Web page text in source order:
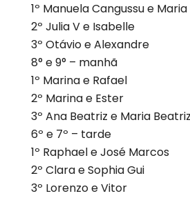
1º Manuela Cangussu e Maria
2º Julia V e Isabelle
3º Otávio e Alexandre
8° e 9° – manhã
1º Marina e Rafael
2º Marina e Ester
3º Ana Beatriz e Maria Beatriz
6º e 7º – tarde
1º Raphael e José Marcos
2º Clara e Sophia Gui
3º Lorenzo e Vitor